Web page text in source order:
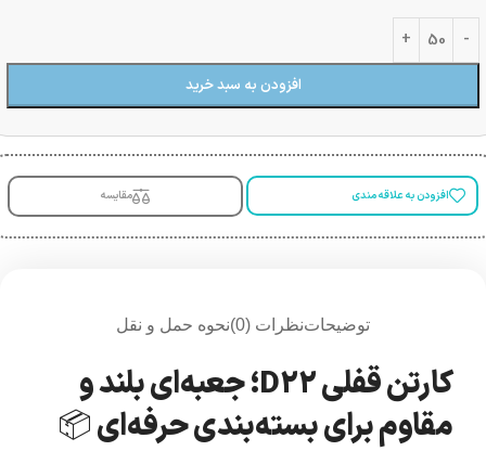
افزودن به سبد خرید
افزودن به علاقه مندی مقایسه
توضیحاتنظرات (0) نحوه حمل و نقل
کارتن قفلی D22؛ جعبه‌ای بلند و
مقاوم برای بسته‌بندی حرفه‌ای 📦